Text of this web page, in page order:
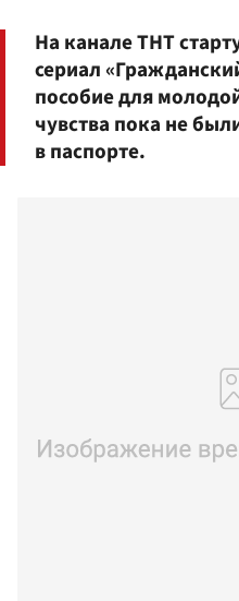
На канале ТНТ
сериал
пособие для
чувства пока не
в паспорте.